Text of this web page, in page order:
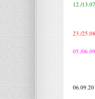
12./
23./
05./